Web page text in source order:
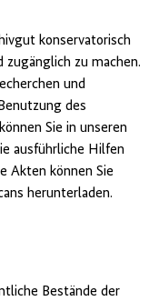
konservatorisch
zugänglich zu machen.
und
des
können Sie in unseren
ausführliche Hilfen
Akten können Sie
herunterladen.
Bestände der